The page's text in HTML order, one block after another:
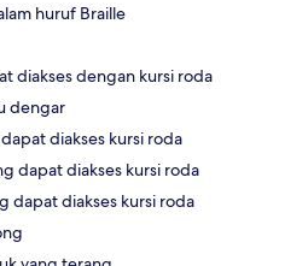
huruf Braille
diakses dengan kursi roda
dengar
diakses kursi roda
dapat diakses kursi roda
dapat diakses kursi roda